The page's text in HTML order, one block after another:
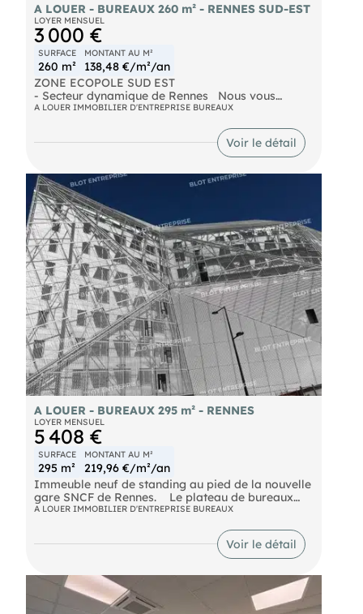
A LOUER - BUREAUX 260 m² - RENNES SUD-EST
LOYER MENSUEL
3 000 €
SURFACE
260 m²
MONTANT AU M²
138,48 €/m²/an
ZONE ECOPOLE SUD EST
- Secteur dynamique de Rennes Nous vous
proposons à la location des bureaux entièrement
rez-de-chaussée se trouvent 5 bureaux, 1 local
stockage, Sanitaire et 1 Accueil. Au R+1: 4
bureaux, Salle de réunions, 1 local de
rangement, 2 sanitaires 6 places de
sationnement Le parking est inclu dans le loyer.
Les informations sur les risques naturels, miniers,
ou technologiques, auxquels ces biens sont
exposés, sont disponibles sur le site
A LOUER IMMOBILIER D'ENTREPRISE BUREAUX
Voir le détail
A LOUER - BUREAUX 295 m² - RENNES
LOYER MENSUEL
5 408 €
SURFACE
295 m²
MONTANT AU M²
219,96 €/m²/an
Immeuble neuf de standing au pied de la nouvelle
gare SNCF de Rennes. Le plateau de bureaux
que nous vous proposons ici est au 3ème étage,
- 1 salle de réunions, 7 bureaux,
- 1 cuisine, sanitaires privatifs. Consultez-nous
pour plus d'informations. Immeuble livré
aménagé, climatisé, cloisonnement en sus en
fonction de votre cahier des charges. 3 parkings
A LOUER IMMOBILIER D'ENTREPRISE BUREAUX
Voir le détail